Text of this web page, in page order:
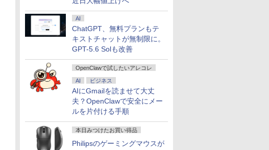
AI
ChatGPT、無料プランもテ
キストチャットが無制限に。
GPT-5.6 Solも改善
OpenClawで試したいアレコレ
AI ビジネス
AIにGmailを読ませて大丈
夫？OpenClawで安全にメー
ルを片付ける手順
本日みつけたお買い得品
Philipsのゲーミングマウスが